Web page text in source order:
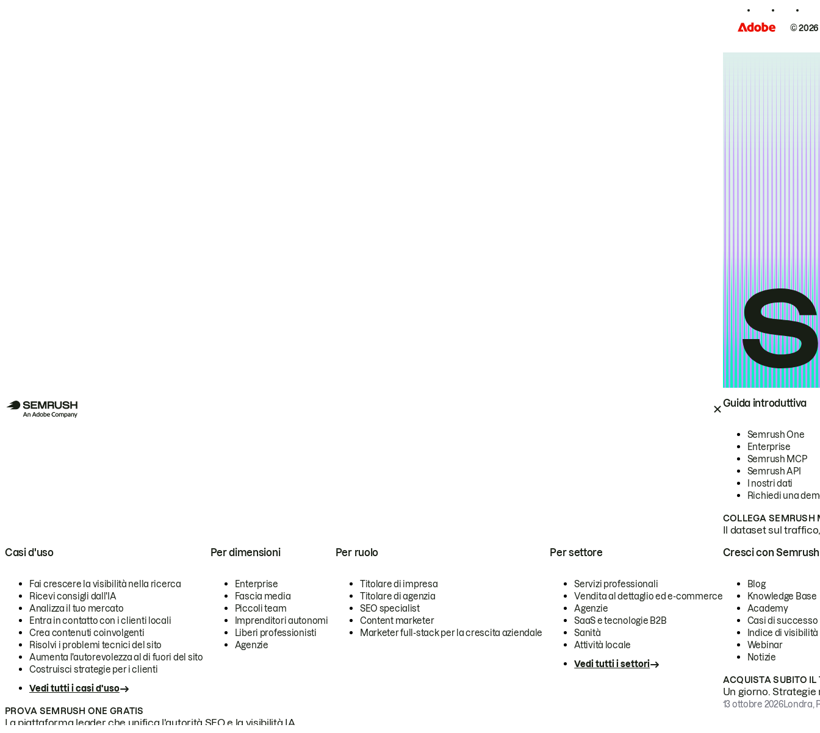
Guida introduttiva
Semrush One
Enterprise
Semrush MCP
Semrush API
I nostri dati
Richiedi una
COLLEGA SEMRUSH
Il dataset sul
Casi d'uso
Fai crescere la visibilità nella ricerca
Ricevi consigli dall'IA
Analizza il tuo mercato
Entra in contatto con i clienti locali
Crea contenuti coinvolgenti
Risolvi i problemi tecnici del sito
Aumenta l'autorevolezza al di fuori del sito
Costruisci strategie per i clienti
Vedi tutti i casi d'uso
Per dimensioni
Enterprise
Fascia media
Piccoli team
Imprenditori autonomi
Liberi professionisti
Agenzie
Per ruolo
Titolare di impresa
Titolare di agenzia
SEO specialist
Content marketer
Marketer full-stack per la crescita aziendale
Per settore
Servizi professionali
Vendita al dettaglio ed e-commerce
Agenzie
SaaS e tecnologie B2B
Sanità
Attività locale
Vedi tutti i settori
PROVA SEMRUSH ONE GRATIS
La piattaforma leader che unifica l'autorità SEO e la visibilità IA.
Cresci con Semrush
Blog
Knowledge Base
Academy
Casi di successo
Indice di visibilità
Webinar
Notizie
ACQUISTA SUBITO IL
Un giorno.
13 ottobre 2026Londra,
©